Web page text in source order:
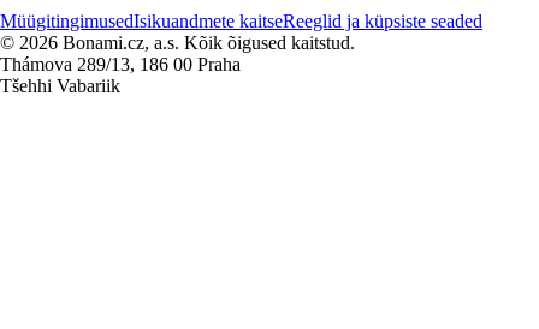
MüügitingimusedIsikuandmete kaitseReeglid ja küpsiste seaded
© 2026 Bonami.cz, a.s. Kõik õigused kaitstud.
Thámova 289/13, 186 00 Praha
Tšehhi Vabariik